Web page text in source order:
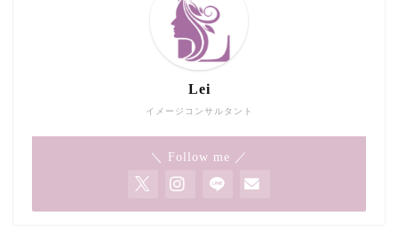
イメージコンサルタント
Lei
＼ Follow me ／